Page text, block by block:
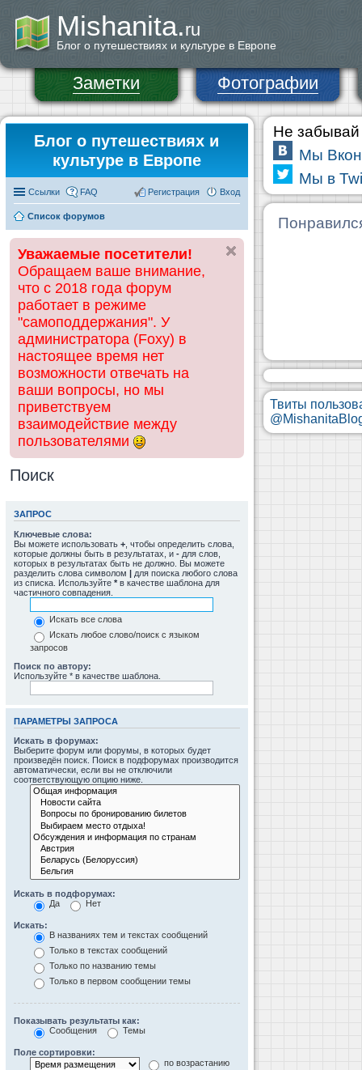
Mishanita.ru
Блог о путешествиях и культуре в Европе
Заметки Фотографии
Блог о путешествиях и
культуре в Европе
Ссылки FAQ Вход
Регистрация
Список форумов
Уважаемые посетители!
Обращаем ваше внимание,
что с 2018 года форум
работает в режиме
"самоподдержания". У
администратора (Foxy) в
настоящее время нет
возможности отвечать на
ваши вопросы, но мы
приветствуем
взаимодействие между
пользователями
Поиск
ЗАПРОС
Ключевые слова:
Вы можете использовать + , чтобы определить слова,
которые должны быть в результатах, и - для слов,
которых в результатах быть не должно. Вы можете
разделить слова символом | для поиска любого слова
из списка. Используйте * в качестве шаблона для
частичного совпадения.
Искать все слова
Искать любое слово/поиск с языком
запросов
Поиск по автору:
Используйте * в качестве шаблона.
ПАРАМЕТРЫ ЗАПРОСА
Искать в форумах:
Выберите форум или форумы, в которых будет
произведён поиск. Поиск в подфорумах производится
автоматически, если вы не отключили
соответствующую опцию ниже.
Искать в подфорумах:
Да
Нет
Искать:
В названиях тем и текстах сообщений
Только в текстах сообщений
Только по названию темы
Только в первом сообщении темы
Показывать результаты как:
Сообщения
Темы
Поле сортировки:
по возрастанию
Не забывай
Мы
Мы в
Твиты